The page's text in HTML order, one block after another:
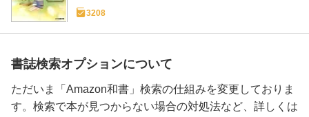
3208
書誌検索オプションについて
ただいま「Amazon和書」検索の仕組みを変更しておりま
す。検索で本が見つからない場合の対処法など、詳しくは